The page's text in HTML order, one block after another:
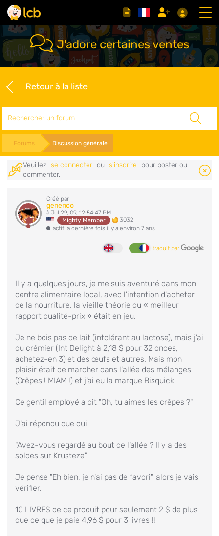
J'adore certaines ventes
Retour à la liste
Forums Discussion générale
Veuillez se connecter ou s'inscrire
pour poster ou
commenter.
Créé par
genenco
à Jul 29, 09, 12:54:47 PM
Mighty Member
3032
actif la dernière fois il y a environ 7 ans
traduit par
Il y a quelques jours, je me suis aventuré dans mon
centre alimentaire local, avec l'intention d'acheter
de la nourriture. la vieille théorie du « meilleur
rapport qualité-prix » était en jeu.
Je ne bois pas de lait (intolérant au lactose), mais j'ai
du crémier (Int Delight à 2,18 $ pour 32 onces,
achetez-en 3) et des œufs et autres. Mais mon
plaisir était de marcher dans l'allée des mélanges
(Crêpes ! MIAM !) et j'ai eu la marque Bisquick.
Ce gentil employé a dit "Oh, tu aimes les crêpes ?"
J'ai répondu que oui.
"Avez-vous regardé au bout de l'allée ? Il y a des
soldes sur Krusteze"
Je pense "Eh bien, je n'ai pas de favori", alors je vais
vérifier.
10 LIVRES de ce produit pour seulement 2 $ de plus
que ce que je paie 4,96 $ pour 3 livres !!